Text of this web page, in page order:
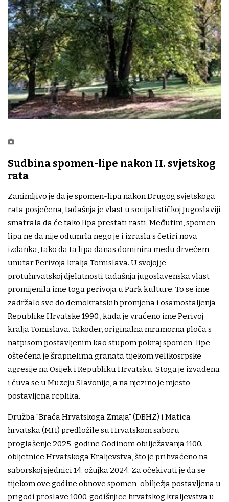
Sudbina spomen-lipe nakon II. svjetskog
rata
Zanimljivo je da je spomen-lipa nakon Drugog svjetskoga
rata posječena, tadašnja je vlast u socijalističkoj Jugoslaviji
smatrala da će tako lipa prestati rasti. Međutim, spomen-
lipa ne da nije odumrla nego je i izrasla s četiri nova
izdanka, tako da ta lipa danas dominira među drvećem
unutar Perivoja kralja Tomislava. U svojoj je
protuhrvatskoj djelatnosti tadašnja jugoslavenska vlast
promijenila ime toga perivoja u Park kulture. To se ime
zadržalo sve do demokratskih promjena i osamostaljenja
Republike Hrvatske 1990., kada je vraćeno ime Perivoj
kralja Tomislava. Također, originalna mramorna ploča s
natpisom postavljenim kao stupom pokraj spomen-lipe
oštećena je šrapnelima granata tijekom velikosrpske
agresije na Osijek i Republiku Hrvatsku. Stoga je izvađena
i čuva se u Muzeju Slavonije, a na njezino je mjesto
postavljena replika.
Družba "Braća Hrvatskoga Zmaja" (DBHZ) i Matica
hrvatska (MH) predložile su Hrvatskom saboru
proglašenje 2025. godine Godinom obilježavanja 1100.
obljetnice Hrvatskoga Kraljevstva, što je prihvaćeno na
saborskoj sjednici 14. ožujka 2024. Za očekivati je da se
tijekom ove godine obnove spomen-obilježja postavljena u
prigodi proslave 1000. godišnjice hrvatskog kraljevstva u